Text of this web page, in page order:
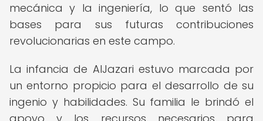
mecánica y la ingeniería, lo que sentó las
bases para sus futuras contribuciones
revolucionarias en este campo.
La infancia de AlJazari estuvo marcada por
un entorno propicio para el desarrollo de su
ingenio y habilidades. Su familia le brindó el